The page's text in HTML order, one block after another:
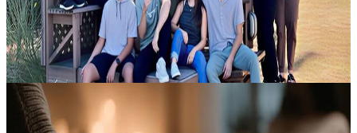
850,00 CA$
19 agosto 2026 02:00
Gabriola, Canada